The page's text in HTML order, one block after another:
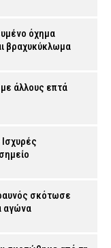
όχημα
βραχυκύκλωμα
άλλους επτά
σκότωσε
αγώνα